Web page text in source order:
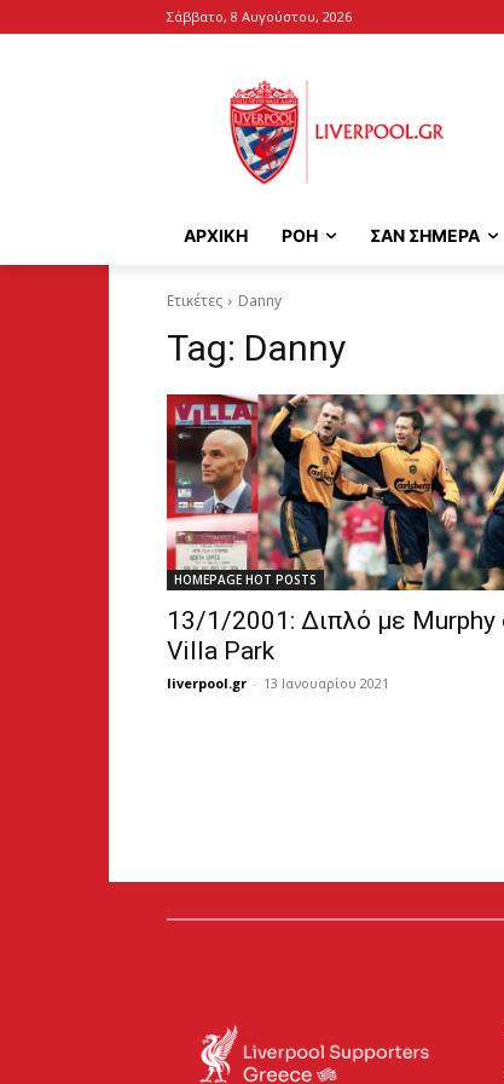
Σάββατο, 8 Αυγούστου, 2026
ΑΡΧΙΚΉ ΡΟΗ ΣΑΝ ΣΗΜΕΡΑ
Ετικέτες Danny
Tag: Danny
HOMEPAGE HOT POSTS
13/1/2001: Διπλό με Murphy
Villa Park
liverpool.gr - 13 Ιανουαρίου 2021